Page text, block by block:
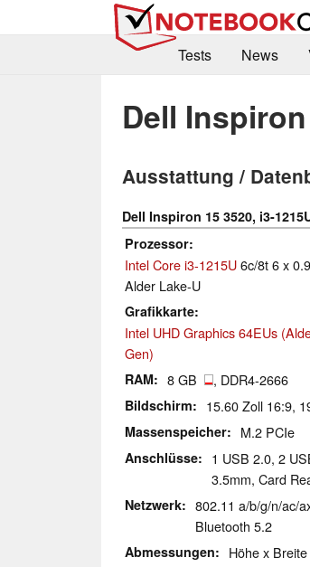
Tests
News
Dell
Ausstattung /
Dell Inspiron 15 3520, i3-
Prozessor
Intel Core i3-1215U6c/8t 6 x
Alder Lake-U
Grafikkarte
Intel UHD Graphics 64EUs
Gen)
RAM 8 GB , DDR4-2666
Bildschirm 15.60 Zoll 16:9,
Massenspeicher M.2 PCIe
Anschlüsse
1 USB 2.0, 2
3.5mm, Card
Netzwerk
802.11 a/b/g/n/ac/
Bluetooth 5.2
Abmessungen Höhe x